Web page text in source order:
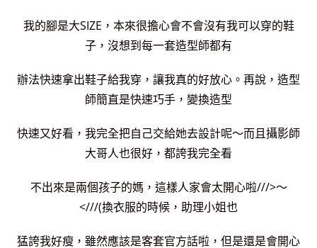
我的腳是大SIZE，本來很擔心會不會沒有我可以穿的鞋
子，沒想到每一套造型師都有
辦法快速拿出鞋子給我穿，讓我真的好放心。再說， 造型
師簡直是快速巧手，變換造型
快速又好看，我完全把自己交給她去設計呢～而且攝影師
大哥人也很好，都誇我完全看
不出來是兩個孩子的媽，這樣人家會太開心啦///>～
<///(換衣服的時候，助理小姐也
猛誇我好瘦，雖然應該是客套官方話啦，但是還是會開心